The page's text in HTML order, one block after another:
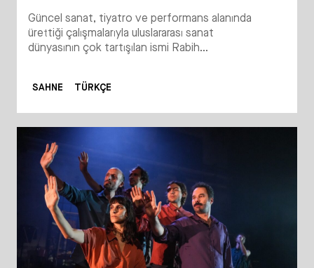
Güncel sanat, tiyatro ve performans alanında
ürettiği çalışmalarıyla uluslararası sanat
dünyasının çok tartışılan ismi Rabih...
SAHNE TÜRKÇE